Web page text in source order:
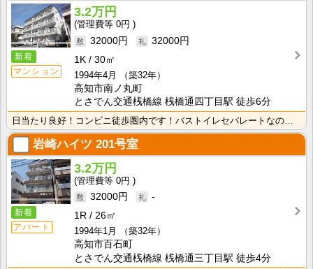
新着
マンション
3.2万円
0円
32000円
32000円
1K
30㎡
1994年4月
（築32年）
高知市南ノ丸町
とさでん交通桟橋線 桟橋通四丁目駅 徒歩6分
岩崎ハイツ 201号室
新着
アパート
3.2万円
0円
32000円
-
1R
26㎡
1994年1月
（築32年）
高知市百石町
とさでん交通桟橋線 桟橋通三丁目駅 徒歩4分